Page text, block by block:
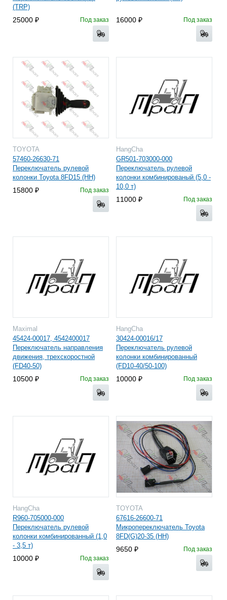
(TRP)
25000 Под заказ 16000 Под заказ
TOYOTA
57460-26630-71
Переключатель рулевой
колонки Toyota 8FD15 (HH)
15800 Под заказ
HangCha
GR501-703000-000
Переключатель рулевой
колонки комбинированый (5,0 -
10,0 т)
11000 Под заказ
Maximal
45424-00017, 4542400017
Переключатель направления
движения, трехскоростной
(FD40-50)
10500 Под заказ
HangCha
30424-00016/17
Переключатель рулевой
колонки комбинированный
(FD10-40/50-100)
10000 Под заказ
HangCha
R960-705000-000
Переключатель рулевой
колонки комбинированный (1,0
- 3,5 т)
10000 Под заказ
TOYOTA
67616-26600-71
Микропереключатель Toyota
8FD(G)20-35 (HH)
9650 Под заказ